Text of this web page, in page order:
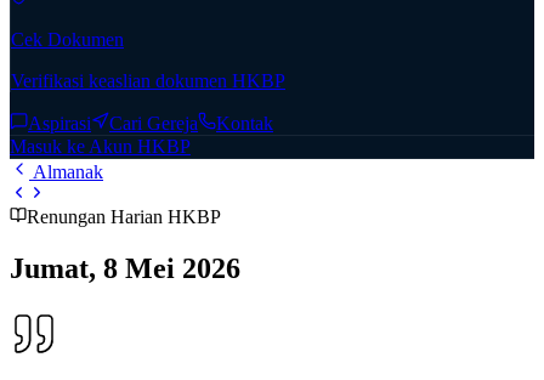
Cek Dokumen
Verifikasi keaslian dokumen HKBP
Aspirasi Cari Gereja
Kontak
Masuk ke Akun HKBP
Almanak
Renungan Harian HKBP
Jumat, 8 Mei 2026